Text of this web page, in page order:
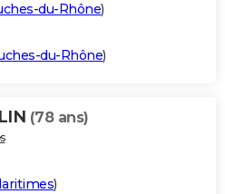
du-Rhône)
du-Rhône)
(78 ans)
)